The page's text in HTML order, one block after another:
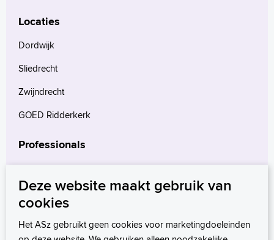
Locaties
Dordwijk
Sliedrecht
Zwijndrecht
GOED Ridderkerk
Professionals
Verwijzers
Wetenschappelijk onderzoek
Deze website maakt gebruik van
cookies
Het ASz gebruikt geen cookies voor marketingdoeleinden